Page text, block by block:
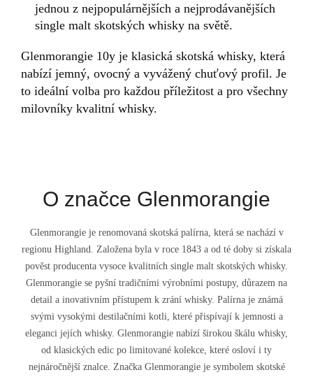
jednou z nejpopulárnějších a nejprodávanějších
single malt skotských whisky na světě.
Glenmorangie 10y je klasická skotská whisky, která
nabízí jemný, ovocný a vyvážený chuťový profil. Je
to ideální volba pro každou příležitost a pro všechny
milovníky kvalitní whisky.
O značce Glenmorangie
Glenmorangie je renomovaná skotská palírna, která se nachází v
regionu Highland. Založena byla v roce 1843 a od té doby si získala
pověst producenta vysoce kvalitních single malt skotských whisky.
Glenmorangie se pyšní tradičními výrobními postupy, důrazem na
detail a inovativním přístupem k zrání whisky. Palírna je známá
svými vysokými destilačními kotli, které přispívají k jemnosti a
eleganci jejích whisky. Glenmorangie nabízí širokou škálu whisky,
od klasických edic po limitované kolekce, které osloví i ty
nejnáročnější znalce. Značka Glenmorangie je symbolem skotské